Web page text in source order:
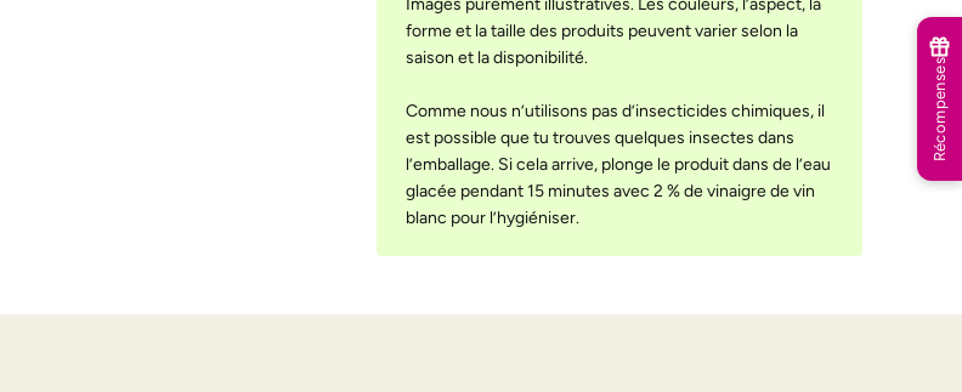
Images purement illustratives. Les couleurs, l’aspect, la
forme et la taille des produits peuvent varier selon la
saison et la disponibilité.
Comme nous n’utilisons pas d’insecticides chimiques, il
est possible que tu trouves quelques insectes dans
l’emballage. Si cela arrive, plonge le produit dans de l’eau
glacée pendant 15 minutes avec 2 % de vinaigre de vin
blanc pour l’hygiéniser.
Récompenses